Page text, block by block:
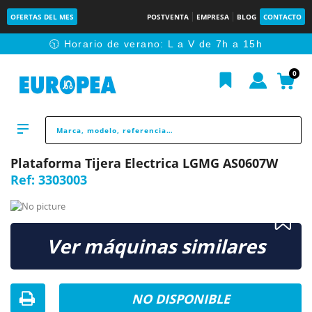
OFERTAS DEL MES POSTVENTA EMPRESA BLOG CONTACTO
🕥 Horario de verano: L a V de 7h a 15h
0
Plataforma Tijera Electrica LGMG AS0607W
Ref: 3303003
Ver máquinas similares
NO DISPONIBLE